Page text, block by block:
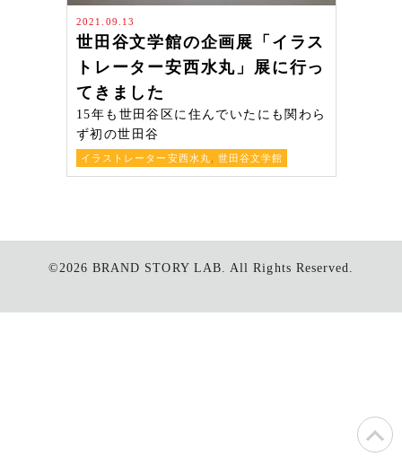
2021.09.13
世田谷文学館の企画展「イラス
トレーター安西水丸」展に行っ
てきました
15年も世田谷区に住んでいたにも関わら
ず初の世田谷
イラストレーター安西水丸 世田谷文学館
©2026 BRAND STORY LAB. All Rights Reserved.